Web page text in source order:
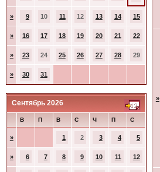
» 9 10 11 12 13 14 15
» 16 17 18 19 20 21 22
» 23 24 25 26 27 28 29
» 30 31
Сентябрь 2026
В П В С Ч П С
» 1 2 3 4 5
» 6 7 8 9 10 11 12
»